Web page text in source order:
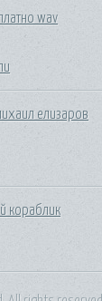
wav
елизаров
кораблик